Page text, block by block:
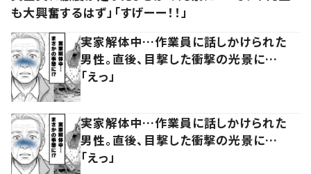
も大興奮するはず」「すげーー！！」
実家解体中…作業員に話しかけられた
男性。直後、目撃した衝撃の光景に…
「えっ」
実家解体中…作業員に話しかけられた
男性。直後、目撃した衝撃の光景に…
「えっ」